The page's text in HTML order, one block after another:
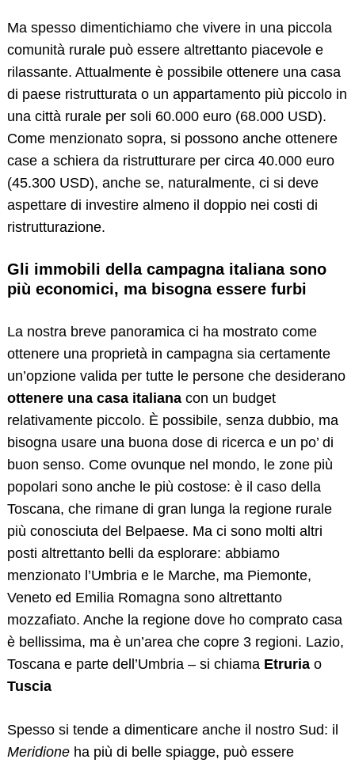
Ma spesso dimentichiamo che vivere in una piccola
comunità rurale può essere altrettanto piacevole e
rilassante. Attualmente è possibile ottenere una casa
di paese ristrutturata o un appartamento più piccolo in
una città rurale per soli 60.000 euro (68.000 USD).
Come menzionato sopra, si possono anche ottenere
case a schiera da ristrutturare per circa 40.000 euro
(45.300 USD), anche se, naturalmente, ci si deve
aspettare di investire almeno il doppio nei costi di
ristrutturazione.
Gli immobili della campagna italiana sono
più economici, ma bisogna essere furbi
La nostra breve panoramica ci ha mostrato come
ottenere una proprietà in campagna sia certamente
un’opzione valida per tutte le persone che desiderano
ottenere una casa italiana con un budget
relativamente piccolo. È possibile, senza dubbio, ma
bisogna usare una buona dose di ricerca e un po’ di
buon senso. Come ovunque nel mondo, le zone più
popolari sono anche le più costose: è il caso della
Toscana, che rimane di gran lunga la regione rurale
più conosciuta del Belpaese. Ma ci sono molti altri
posti altrettanto belli da esplorare: abbiamo
menzionato l’Umbria e le Marche, ma Piemonte,
Veneto ed Emilia Romagna sono altrettanto
mozzafiato. Anche la regione dove ho comprato casa
è bellissima, ma è un’area che copre 3 regioni. Lazio,
Toscana e parte dell’Umbria – si chiama Etruria o
Tuscia
Spesso si tende a dimenticare anche il nostro Sud: il
Meridione ha più di belle spiagge, può essere